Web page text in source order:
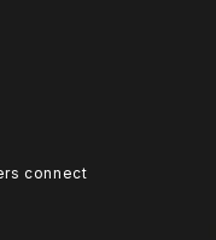
connect